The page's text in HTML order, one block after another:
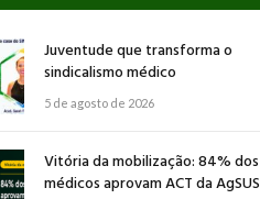
Juventude que transforma o
sindicalismo médico
5 de agosto de 2026
Vitória da mobilização: 84% dos
médicos aprovam ACT da AgSUS